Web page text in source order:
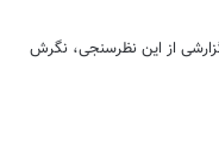
خرداد، با انتشار گزارشی از این نظرسنجی، نگرش